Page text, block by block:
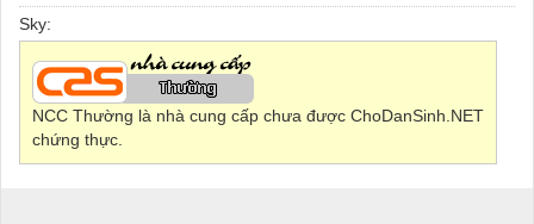
Sky:
NCC Thường là nhà cung cấp chưa được ChoDanSinh.NET
chứng thực.